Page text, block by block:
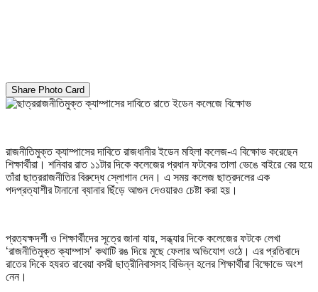
Share Photo Card
রাজনীতিমুক্ত ক্যাম্পাসের দাবিতে রাজধানীর ইডেন মহিলা কলেজ-এ বিক্ষোভ করেছেন
শিক্ষার্থীরা। শনিবার রাত ১১টার দিকে কলেজের প্রধান ফটকের তালা ভেঙে বাইরে বের হয়ে
তাঁরা ছাত্ররাজনীতির বিরুদ্ধে স্লোগান দেন। এ সময় কলেজ ছাত্রদলের এক
পদপ্রত্যাশীর টানানো ব্যানার ছিঁড়ে আগুন দেওয়ারও চেষ্টা করা হয়।
প্রত্যক্ষদর্শী ও শিক্ষার্থীদের সূত্রে জানা যায়, সন্ধ্যার দিকে কলেজের ফটকে লেখা
‘রাজনীতিমুক্ত ক্যাম্পাস’ কথাটি রঙ দিয়ে মুছে ফেলার অভিযোগ ওঠে। এর প্রতিবাদে
রাতের দিকে হযরত রাবেয়া বসরী ছাত্রীনিবাসসহ বিভিন্ন হলের শিক্ষার্থীরা বিক্ষোভে অংশ
নেন।